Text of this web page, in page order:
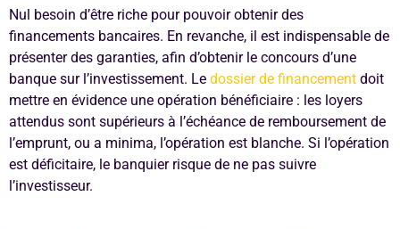
Nul besoin d’être riche pour pouvoir obtenir des
financements bancaires. En revanche, il est indispensable de
présenter des garanties, afin d’obtenir le concours d’une
banque sur l’investissement. Le dossier de financement doit
mettre en évidence une opération bénéficiaire : les loyers
attendus sont supérieurs à l’échéance de remboursement de
l’emprunt, ou a minima, l’opération est blanche. Si l’opération
est déficitaire, le banquier risque de ne pas suivre
l’investisseur.